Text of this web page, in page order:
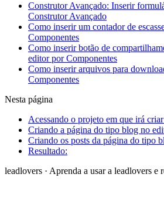
Construtor Avançado: Inserir
Construtor Avançado
Como inserir um contador de
Componentes
Como inserir botão de
editor por Componentes
Como inserir arquivos para
Componentes
Nesta página
Acessando o projeto em que irá
Criando a página do tipo blog no
Criando os posts da página do tipo
Resultado:
leadlovers · Aprenda a usar a leadlovers e